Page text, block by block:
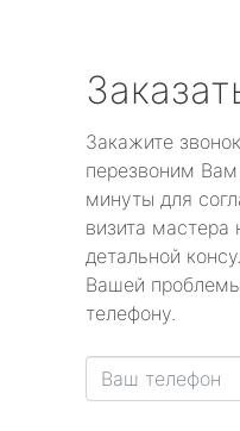
Закажите
перезвоним
минуты для
визита
детальной
Вашей
телефону.